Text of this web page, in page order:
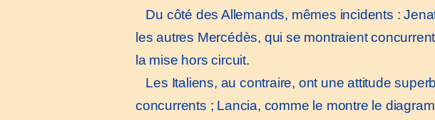
Du côté des Allemands, mêmes incidents :
les autres Mercédès, qui se montraient
la mise hors circuit.
Les Italiens, au contraire, ont une attitude
concurrents ; Lancia, comme le montre le